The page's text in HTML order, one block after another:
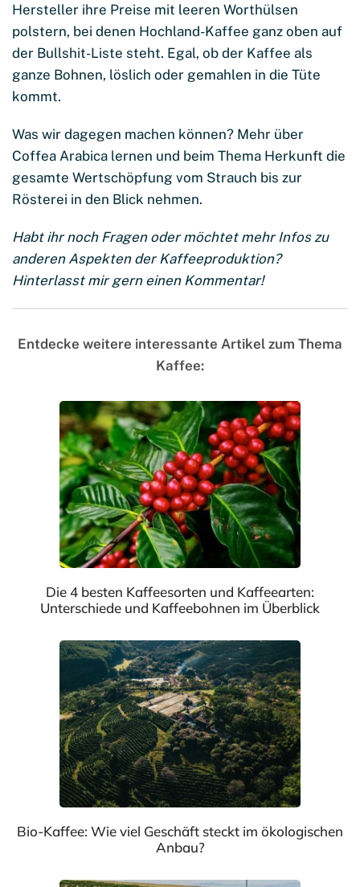
Hersteller ihre Preise mit leeren Worthülsen
polstern, bei denen Hochland-Kaffee ganz oben auf
der Bullshit-Liste steht. Egal, ob der Kaffee als
ganze Bohnen, löslich oder gemahlen in die Tüte
kommt.
Was wir dagegen machen können? Mehr über
Coffea Arabica lernen und beim Thema Herkunft die
gesamte Wertschöpfung vom Strauch bis zur
Rösterei in den Blick nehmen.
Habt ihr noch Fragen oder möchtet mehr Infos zu
anderen Aspekten der Kaffeeproduktion?
Hinterlasst mir gern einen Kommentar!
Entdecke weitere interessante Artikel zum Thema
Kaffee:
Die 4 besten Kaffeesorten und Kaffeearten:
Unterschiede und Kaffeebohnen im Überblick
Bio-Kaffee: Wie viel Geschäft steckt im ökologischen
Anbau?